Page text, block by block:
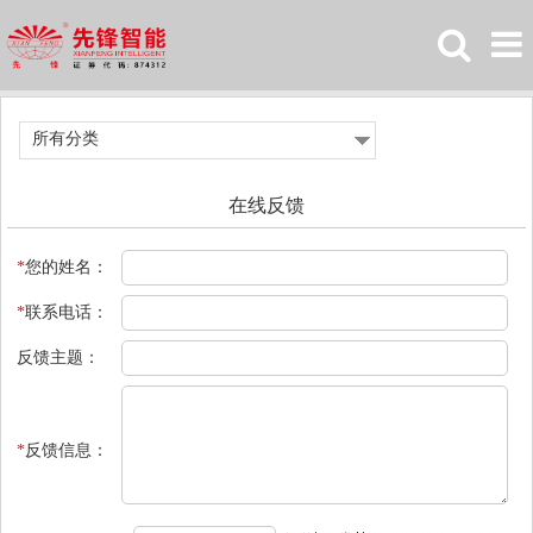
所有分类
在线反馈
*您的姓名：
*联系电话：
反馈主题：
*反馈信息：